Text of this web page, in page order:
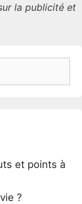
la publicité et
et points à
?